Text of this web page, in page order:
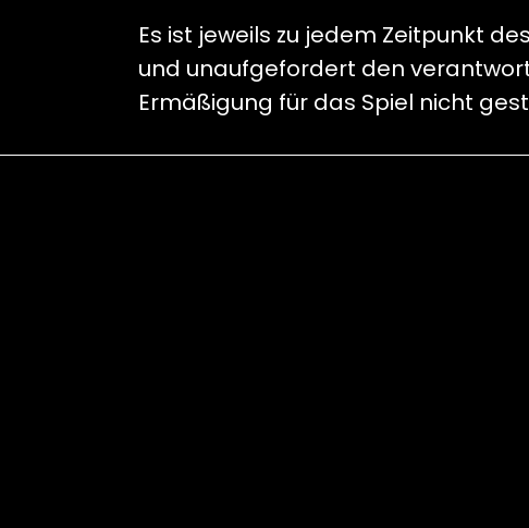
Es ist jeweils zu jedem Zeitpunkt
und unaufgefordert den
Ermäßigung für das Spiel nicht